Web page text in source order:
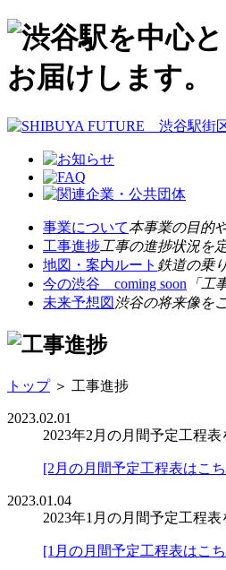
事業について本事業の目的
工事進捗 工事の進捗状況を
地図・案内ルート 鉄道の乗
今の渋谷 coming soon 「工
未来予想図 渋谷の将来像を
トップ＞ 工事進捗
2023.02.01
2023年2月の月間予定工程表
[2月の月間予定工程表はこ
2023.01.04
2023年1月の月間予定工程表
[1月の月間予定工程表はこ